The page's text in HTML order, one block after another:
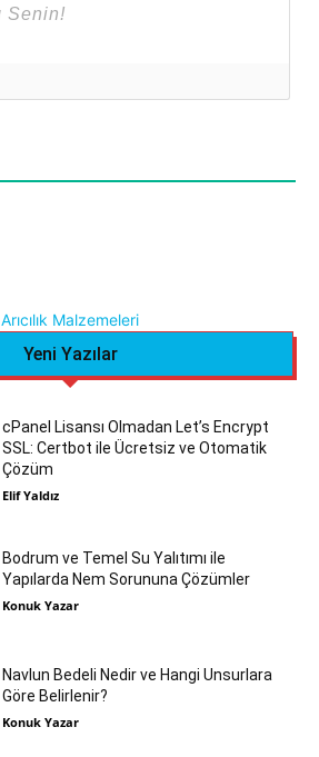
Arıcılık Malzemeleri
Yeni Yazılar
cPanel Lisansı Olmadan Let’s Encrypt
SSL: Certbot ile Ücretsiz ve Otomatik
Çözüm
Elif Yaldız
Bodrum ve Temel Su Yalıtımı ile
Yapılarda Nem Sorununa Çözümler
Konuk Yazar
Navlun Bedeli Nedir ve Hangi Unsurlara
Göre Belirlenir?
Konuk Yazar